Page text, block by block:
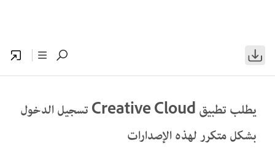
يطلب تطبيق Creative Cloud تسجيل الدخول
بشكل متكرر لهذه الإصدارات